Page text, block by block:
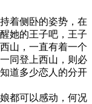
着侧卧的姿势，在
她的王子吧，王子
山，一直有着一个
同登上西山，则必
道多少恋人的分开
都可以感动，何况